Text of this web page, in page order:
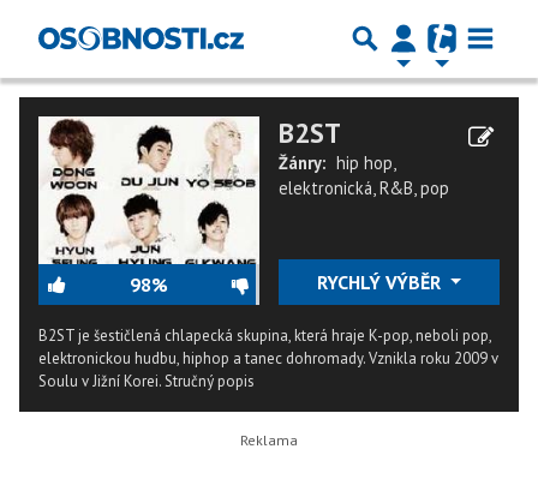
98%
B2ST
Žánry: hip hop,
elektronická,R&B,pop
RYCHLÝ VÝBĚR
B2ST je šestičlená chlapecká skupina, která hraje K-pop, neboli pop,
elektronickou hudbu, hiphop a tanec dohromady. Vznikla roku 2009 v
Soulu v Jižní Korei.Stručný popis